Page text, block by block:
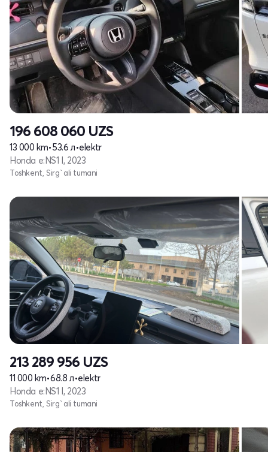
196 608 060 UZS
13 000 km•53.6 л•elektr
Honda e:NS1 I, 2023
Toshkent, Sirg`ali tumani
213 289 956 UZS
11 000 km•68.8 л•elektr
Honda e:NS1 I, 2023
Toshkent, Sirg`ali tumani